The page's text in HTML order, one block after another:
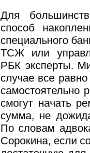
Для
способ
специального
ТСЖ или
РБК эксперты.
случае все
самостоятельно
смогут начать
сумма, не
По словам
Сорокина, если